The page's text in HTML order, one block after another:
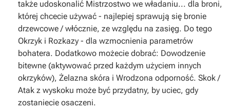
także udoskonalić Mistrzostwo we władaniu... dla broni,
której chcecie używać - najlepiej sprawują się bronie
drzewcowe / włócznie, ze względu na zasięg. Do tego
Okrzyk i Rozkazy - dla wzmocnienia parametrów
bohatera. Dodatkowo możecie dobrać: Dowodzenie
bitewne (aktywować przed każdym użyciem innych
okrzyków), Żelazna skóra i Wrodzona odporność. Skok /
Atak z wyskoku może być przydatny, by uciec, gdy
zostaniecie osaczeni.